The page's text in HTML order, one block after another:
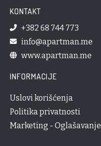
KONTAKT
+382 68 744 773
info@apartman.me
www.apartman.me
INFORMACIJE
Uslovi korišćenja
Politika privatnosti
Marketing - Oglašavanje